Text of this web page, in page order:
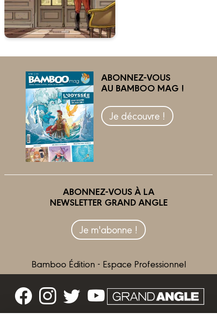
ABONNEZ-VOUS
AU BAMBOO MAG !
Je découvre !
ABONNEZ-VOUS À LA
NEWSLETTER GRAND ANGLE
Je m'abonne !
Bamboo Édition - Espace Professionnel